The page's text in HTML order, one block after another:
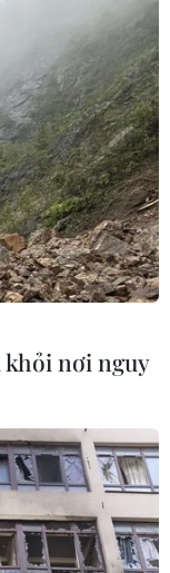
Bayern thắng
đầu bảng
55 điểm, nhiều
điểm.
khỏi nơi nguy